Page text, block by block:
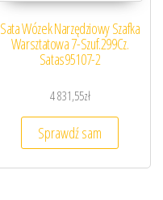
Sata Wózek Narzędziowy Szafka
Warsztatowa 7-Szuf.299Cz.
Satas95107-2
4 831,55zł
Sprawdź sam